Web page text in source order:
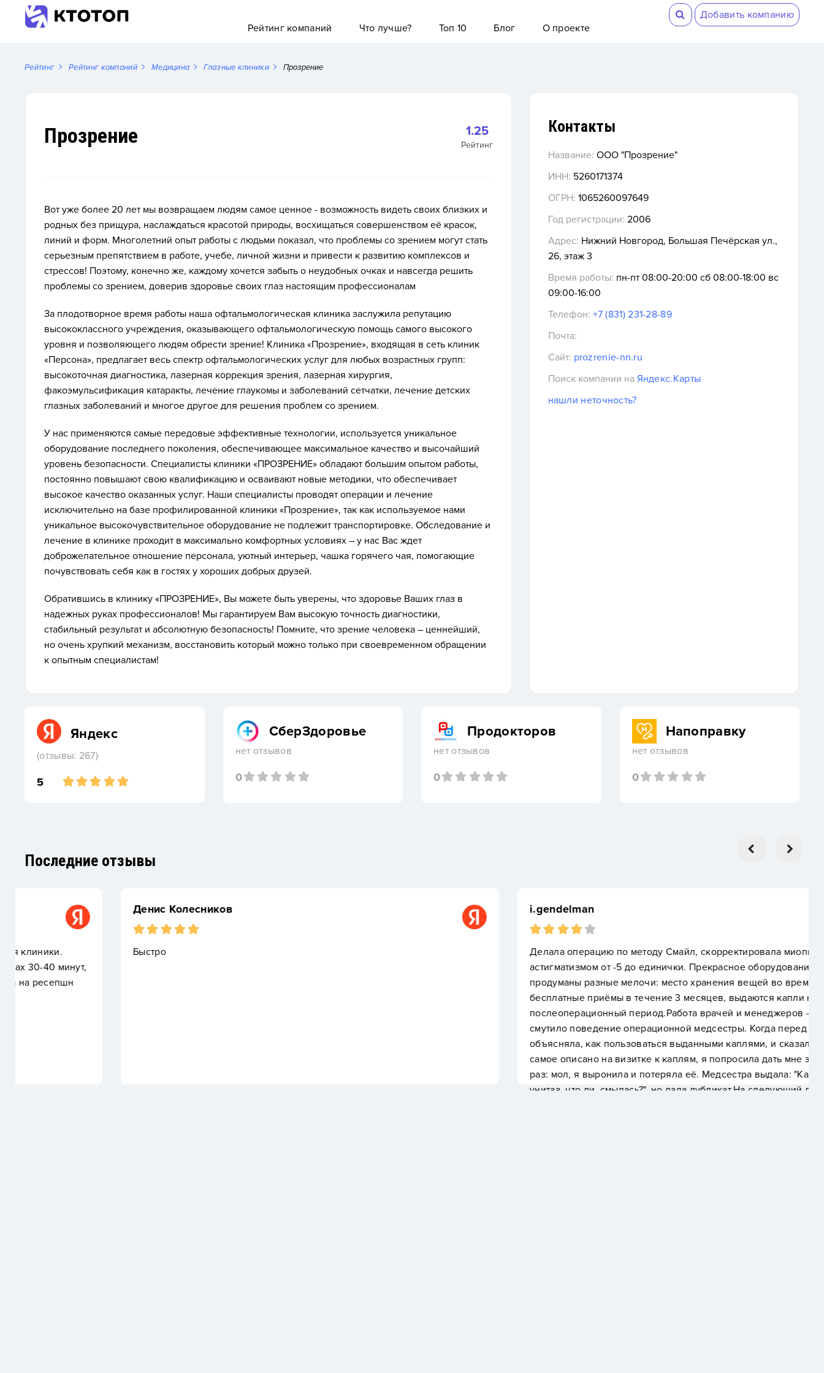
Добавить компанию
Рейтинг компаний
Что лучше? Топ 10 Блог О проекте
Рейтинг Рейтинг компаний Медицина Глазные клиники Прозрение
Прозрение 1.25
Рейтинг
Вот уже более 20 лет мы возвращаем людям самое ценное - возможность видеть своих близких и
родных без прищура, наслаждаться красотой природы, восхищаться совершенством её красок,
линий и форм. Многолетний опыт работы с людьми показал, что проблемы со зрением могут стать
серьезным препятствием в работе, учебе, личной жизни и привести к развитию комплексов и
стрессов! Поэтому, конечно же, каждому хочется забыть о неудобных очках и навсегда решить
проблемы со зрением, доверив здоровье своих глаз настоящим профессионалам
За плодотворное время работы наша офтальмологическая клиника заслужила репутацию
высококлассного учреждения, оказывающего офтальмологическую помощь самого высокого
уровня и позволяющего людям обрести зрение! Клиника «Прозрение», входящая в сеть клиник
«Персона», предлагает весь спектр офтальмологических услуг для любых возрастных групп:
высокоточная диагностика, лазерная коррекция зрения, лазерная хирургия,
факоэмульсификация катаракты, лечение глаукомы и заболеваний сетчатки, лечение детских
глазных заболеваний и многое другое для решения проблем со зрением.
У нас применяются самые передовые эффективные технологии, используется уникальное
оборудование последнего поколения, обеспечивающее максимальное качество и высочайший
уровень безопасности. Специалисты клиники «ПРОЗРЕНИЕ» обладают большим опытом работы,
постоянно повышают свою квалификацию и осваивают новые методики, что обеспечивает
высокое качество оказанных услуг. Наши специалисты проводят операции и лечение
исключительно на базе профилированной клиники «Прозрение», так как используемое нами
уникальное высокочувствительное оборудование не подлежит транспортировке. Обследование и
лечение в клинике проходит в максимально комфортных условиях – у нас Вас ждет
доброжелательное отношение персонала, уютный интерьер, чашка горячего чая, помогающие
почувствовать себя как в гостях у хороших добрых друзей.
Обратившись в клинику «ПРОЗРЕНИЕ», Вы можете быть уверены, что здоровье Ваших глаз в
надежных руках профессионалов! Мы гарантируем Вам высокую точность диагностики,
стабильный результат и абсолютную безопасность! Помните, что зрение человека – ценнейший,
но очень хрупкий механизм, восстановить который можно только при своевременном обращении
к опытным специалистам!
Контакты
Название: ООО "Прозрение"
ИНН: 5260171374
ОГРН: 1065260097649
Год регистрации: 2006
Адрес: Нижний Новгород, Большая Печёрская ул.,
26, этаж 3
Время работы: пн-пт 08:00-20:00 сб 08:00-18:00 вс
09:00-16:00
Телефон: +7 (831) 231-28-89
Почта:
Сайт: prozrenie-nn.ru
Поиск компании на Яндекс.Карты
нашли неточность?
Яндекс
(отзывы: 267)
5
СберЗдоровье
нет отзывов
0
Продокторов
нет отзывов
0
Напоправку
нет отзывов
0
Последние отзывы
Денис Колесников
Быстро
i.gendelman
Делала операцию по методу Смайл, скорректировала миопию с
астигматизмом от -5 до единички. Прекрасное оборудование, также
продуманы разные мелочи: место хранения вещей во время операции,
бесплатные приёмы в течение 3 месяцев, выдаются капли на
послеоперационный период.Работа врачей и менеджеров - отлично, но
смутило поведение операционной медсестры. Когда перед операцией она
объясняла, как пользоваться выданными каплями, и сказала, что всё то же
самое описано на визитке к каплям, я попросила дать мне эту визитку ещё
раз: мол, я выронила и потеряла её. Медсестра выдала: "Как потеряли? В
унитаз, что ли, смылась?", но дала дубликат.На следующий день, придя на